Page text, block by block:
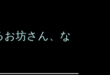
坊さん、な